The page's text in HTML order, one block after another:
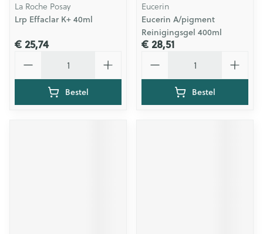
La Roche Posay
Lrp Effaclar K+ 40ml
€ 25,74
Bestel
Eucerin
Eucerin A/pigment
Reinigingsgel 400ml
€ 28,51
Bestel